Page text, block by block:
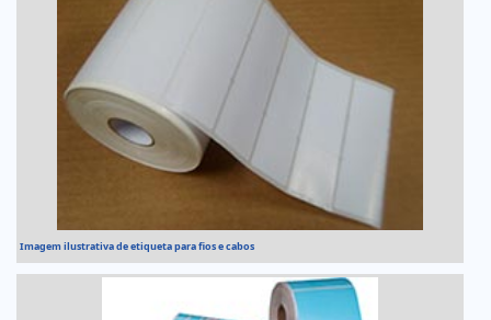
Imagem ilustrativa de etiqueta para fios e cabos